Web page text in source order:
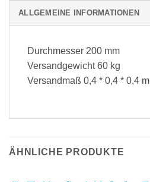
ALLGEMEINE INFORMATIONEN
Durchmesser 200 mm
Versandgewicht 60 kg
Versandmaß 0,4 * 0,4 * 0,4 m
ÄHNLICHE PRODUKTE